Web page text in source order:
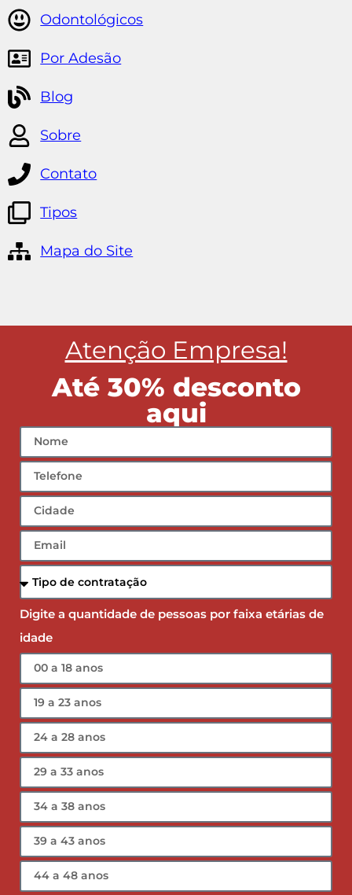
Odontológicos
Por Adesão
Blog
Sobre
Contato
Tipos
Mapa do Site
Atenção Empresa!
Até 30% desconto
aqui
Digite a quantidade de pessoas por faixa etárias de
idade